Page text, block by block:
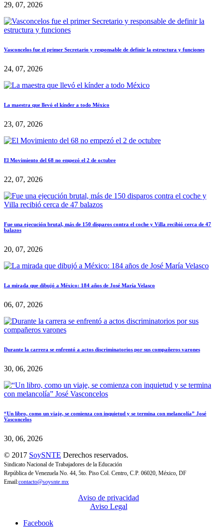
29, 07, 2026
Vasconcelos fue el primer Secretario y responsable de definir la estructura y funciones
24, 07, 2026
La maestra que llevó el kínder a todo México
23, 07, 2026
El Movimiento del 68 no empezó el 2 de octubre
22, 07, 2026
Fue una ejecución brutal, más de 150 disparos contra el coche y Villa recibió cerca de 47
balazos
20, 07, 2026
La mirada que dibujó a México: 184 años de José María Velasco
06, 07, 2026
Durante la carrera se enfrentó a actos discriminatorios por sus compañeros varones
30, 06, 2026
“Un libro, como un viaje, se comienza con inquietud y se termina con melancolía” José
Vasconcelos
30, 06, 2026
© 2017 SoySNTE Derechos reservados.
Sindicato Nacional de Trabajadores de la Educación
República de Venezuela No. 44, 5to. Piso Col. Centro, C.P. 06020, México, DF
Email:contacto@soysnte.mx
Aviso de privacidad
Aviso Legal
Facebook